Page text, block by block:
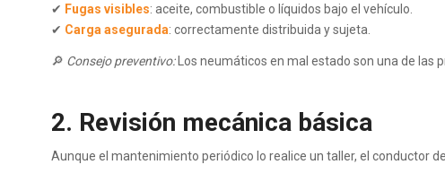
✔ Fugas visibles: aceite, combustible o líquidos bajo el vehículo.
✔ Carga asegurada: correctamente distribuida y sujeta.
🔎 Consejo preventivo:Los neumáticos en mal estado son una de las
2. Revisión mecánica básica
Aunque el mantenimiento periódico lo realice un taller, el conductor